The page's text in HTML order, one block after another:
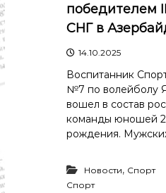
с
п
т
победителем
СНГ в
14.10.2025
Воспитанник
№7 по волейболу
вошел в состав
команды юношей
рождения.
Новости, Спорт
Спорт